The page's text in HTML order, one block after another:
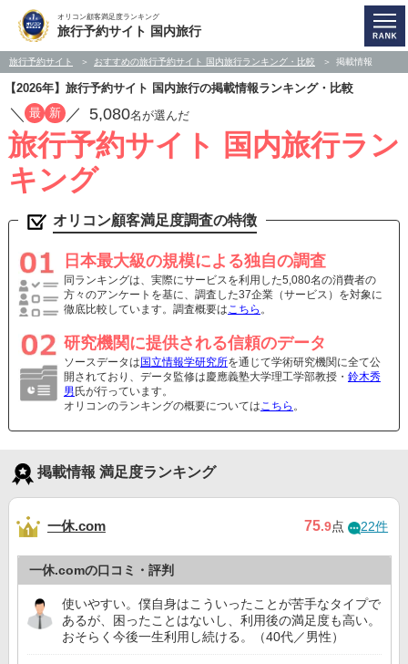
オリコン顧客満足度ランキング
旅行予約サイト 国内旅行
旅行予約サイト おすすめの旅行予約サイト 国内旅行ランキング・比較 掲載情報
【2026年】旅行予約サイト 国内旅行の掲載情報ランキング・比較
／ 最 新 ／ 5,080名が選んだ
旅行予約サイト 国内旅行ラン
キング
オリコン顧客満足度調査の特徴
日本最大級の規模による独自の調査
同ランキングは、実際にサービスを利用した5,080名の消費者の
方々のアンケートを基に、調査した37企業（サービス）を対象に
徹底比較しています。調査概要はこちら 。
研究機関に提供される信頼のデータ
ソースデータは 国立情報学研究所を通じて学術研究機関に全て公
開されており、データ監修は慶應義塾大学理工学部教授・ 鈴木秀
男 氏が行っています。
オリコンのランキングの概要についてはこちら 。
掲載情報 満足度ランキング
一休.com 75.9点 22件
一休.comの口コミ・評判
使いやすい。僕自身はこういったことが苦手なタイプで
あるが、困ったことはないし、利用後の満足度も高い。
おそらく今後一生利用し続ける。（40代／男性）